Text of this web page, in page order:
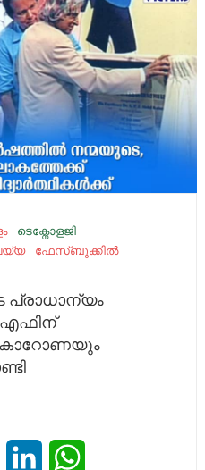
ടെക്നോളജി
ഫേസ്ബുക്കിൽ
പ്രാധാന്യം
Reddit LinkedIn